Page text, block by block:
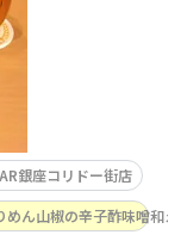
銀座コリドー街店
ん山椒の辛子酢味噌和え